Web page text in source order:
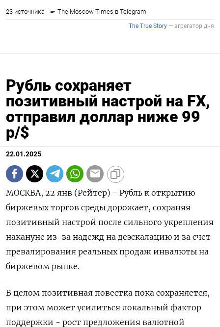
Рубль сохраняет
позитивный настрой на FX,
отправил доллар ниже 99
р/$
22.01.2025
МОСКВА, 22 янв (Рейтер) - Рубль к открытию
биржевых торгов среды дорожает, сохраняя
позитивный настрой после сильного укрепления
накануне из-за надежд на деэскалацию и за счет
превалирования реальных продаж инвалюты на
биржевом рынке.
В целом позитивная повестка пока сохраняется,
при этом может усилиться локальный фактор
поддержки - рост предложения валютной